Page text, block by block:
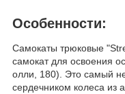
Особенности:
Самокаты трюковые
самокат для освоения
олли, 180). Это самый
сердечником колеса из